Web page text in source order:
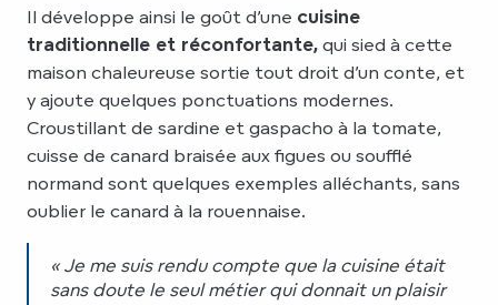
Il développe ainsi le goût d’une cuisine
traditionnelle et réconfortante, qui sied à cette
maison chaleureuse sortie tout droit d’un conte, et
y ajoute quelques ponctuations modernes.
Croustillant de sardine et gaspacho à la tomate,
cuisse de canard braisée aux figues ou soufflé
normand sont quelques exemples alléchants, sans
oublier le canard à la rouennaise.
« Je me suis rendu compte que la cuisine était
sans doute le seul métier qui donnait un plaisir